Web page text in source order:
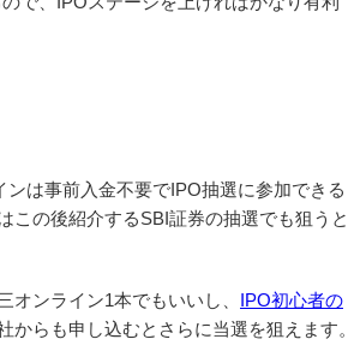
は事前入金不要でIPO抽選に参加できる
この後紹介するSBI証券の抽選でも狙うと
ンライン1本でもいいし、 IPO初心者の
からも申し込むとさらに当選を狙えます。